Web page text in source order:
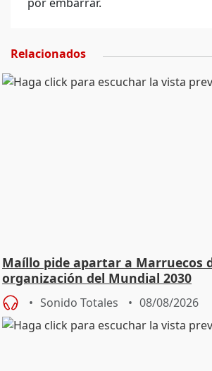
Relacionados
Maíllo pide apartar a Marruecos
organización del Mundial 2030
Sonido Totales 08/08/2026